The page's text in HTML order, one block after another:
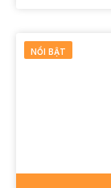
NỔI BẬT